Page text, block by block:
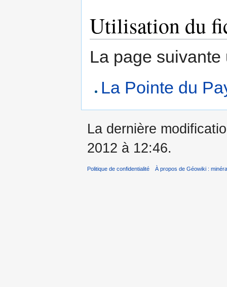
Utilisation du
La page
La Pointe du
La dernière
2012 à 12:46.
Politique de confidentialité À propos de Géowiki :